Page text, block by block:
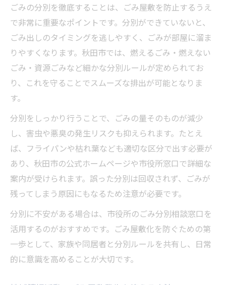
ごみの分別を徹底することは、ごみ屋敷を防止するうえ
で非常に重要なポイントです。分別ができていないと、
ごみ出しのタイミングを逃しやすく、ごみが部屋に溜ま
りやすくなります。秋田市では、燃えるごみ・燃えない
ごみ・資源ごみなど細かな分別ルールが定められてお
り、これを守ることでスムーズな排出が可能となりま
す。
分別をしっかり行うことで、ごみの量そのものが減少
し、害虫や悪臭の発生リスクも抑えられます。たとえ
ば、フライパンや枯れ葉なども適切な区分で出す必要が
あり、秋田市の公式ホームページや市役所窓口で詳細な
案内が受けられます。誤った分別は回収されず、ごみが
残ってしまう原因にもなるため注意が必要です。
分別に不安がある場合は、市役所のごみ分別相談窓口を
活用するのがおすすめです。ごみ屋敷化を防ぐための第
一歩として、家族や同居者と分別ルールを共有し、日常
的に意識を高めることが大切です。